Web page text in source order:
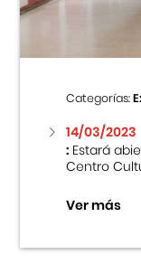
Categorías:
14/03/2023
:Estará
Centro
Ver más